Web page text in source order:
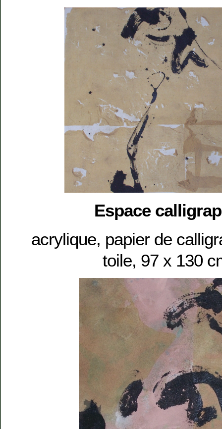
Espace
acrylique, papier de
toile, 97 x 130